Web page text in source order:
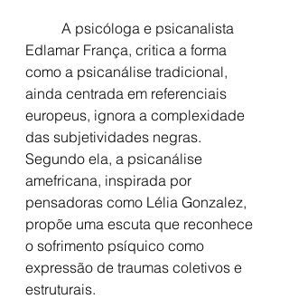
Edlamar França, critica a forma
como a psicanálise tradicional,
ainda centrada em referenciais
europeus, ignora a complexidade
das subjetividades negras.
Segundo ela, a psicanálise
amefricana, inspirada por
pensadoras como Lélia Gonzalez,
propõe uma escuta que reconhece
o sofrimento psíquico como
expressão de traumas coletivos e
estruturais.